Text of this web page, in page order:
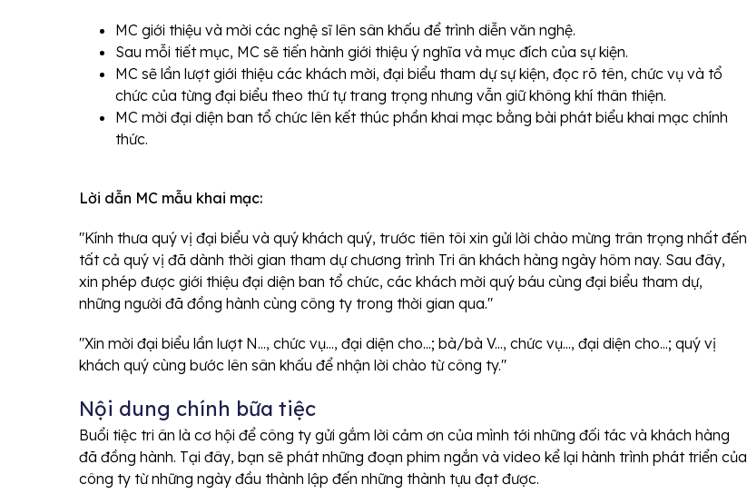
MC giới thiệu và mời các nghệ sĩ lên sân khấu để trình diễn văn nghệ.
Sau mỗi tiết mục, MC sẽ tiến hành giới thiệu ý nghĩa và mục đích của sự kiện.
MC sẽ lần lượt giới thiệu các khách mời, đại biểu tham dự sự kiện, đọc rõ tên, chức vụ và tổ
chức của từng đại biểu theo thứ tự trang trọng nhưng vẫn giữ không khí thân thiện.
MC mời đại diện ban tổ chức lên kết thúc phần khai mạc bằng bài phát biểu khai mạc chính
thức.
Lời dẫn MC mẫu khai mạc:
"Kính thưa quý vị đại biểu và quý khách quý, trước tiên tôi xin gửi lời chào mừng trân trọng nhất đến
tất cả quý vị đã dành thời gian tham dự chương trình Tri ân khách hàng ngày hôm nay. Sau đây,
xin phép được giới thiệu đại diện ban tổ chức, các khách mời quý báu cùng đại biểu tham dự,
những người đã đồng hành cùng công ty trong thời gian qua."
"Xin mời đại biểu lần lượt N..., chức vụ..., đại diện cho...; bà/bà V..., chức vụ..., đại diện cho...; quý vị
khách quý cùng bước lên sân khấu để nhận lời chào từ công ty."
Nội dung chính bữa tiệc
Buổi tiệc tri ân là cơ hội để công ty gửi gắm lời cảm ơn của mình tới những đối tác và khách hàng
đã đồng hành. Tại đây, bạn sẽ phát những đoạn phim ngắn và video kể lại hành trình phát triển của
công ty từ những ngày đầu thành lập đến những thành tựu đạt được.